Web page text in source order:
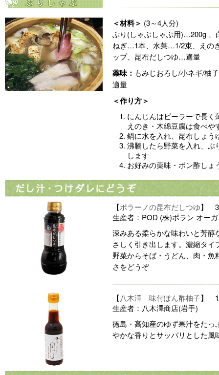
＜材料＞ (3～4人分)
ぶり(しゃぶしゃぶ用)…200g
ねぎ…1本、水菜…1/2束、えの
ップ、昆布だしつゆ…適量
薬味： もみじおろし/小ネギ/柚
適量
＜作り方＞
にんじんはピーラーで長
えのき・木綿豆腐は食べや
鍋に水を入れ、昆布しょう
沸騰したら野菜を入れ、ぶ
します
お好みの薬味・ポン酢しょ
【ポラーノの昆布だしつゆ】
生産者：POD (株)ポラン オー
深みある柔らかな味わいと芳
さしく引き出します。濃縮タ
野菜からそば・うどん、肉・
さをどうぞ
【八木澤 味付ぽん酢柚子】
生産者：八木澤商店(岩手)
徳島・高知産のゆず果汁をた
やかな香りとサッパリとした風